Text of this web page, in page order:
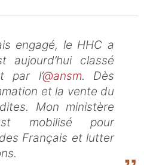
engagé, le HHC a
classé
par l’@ansm. Dès
et la vente du
Mon ministère
mobilisé pour
Français et lutter